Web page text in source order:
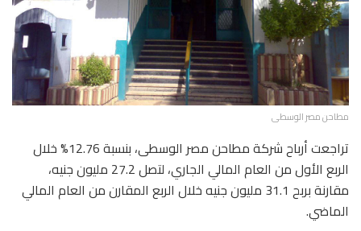
مطاحن مصر الوسطى
تراجعت أرباح شركة مطاحن مصر الوسطى، بنسبة 12.76% خلال
الربع الأول من العام المالي الجاري، لتصل 27.2 مليون جنيه،
مقارنة بربح 31.1 مليون جنيه خلال الربع المقارن من العام المالي
الماضي.